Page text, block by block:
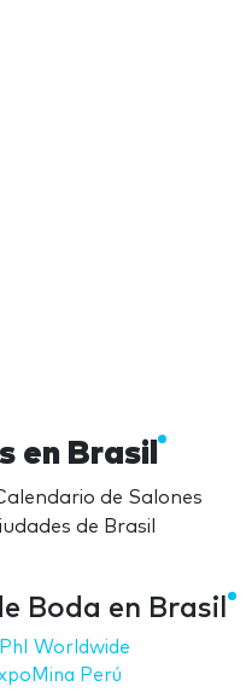
en Brasil
de Salones
de Brasil
Boda en Brasil
Worldwide
Perú